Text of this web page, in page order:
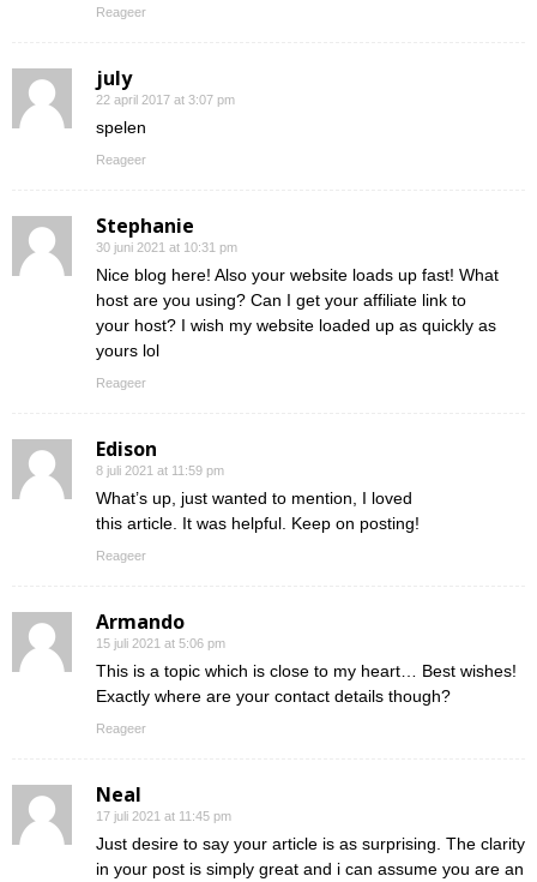
Reageer
july
22 april 2017 at 3:07 pm
spelen
Reageer
Stephanie
30 juni 2021 at 10:31 pm
Nice blog here! Also your website loads up fast! What
host are you using? Can I get your affiliate link to
your host? I wish my website loaded up as quickly as
yours lol
Reageer
Edison
8 juli 2021 at 11:59 pm
What’s up, just wanted to mention, I loved
this article. It was helpful. Keep on posting!
Reageer
Armando
15 juli 2021 at 5:06 pm
This is a topic which is close to my heart… Best wishes!
Exactly where are your contact details though?
Reageer
Neal
17 juli 2021 at 11:45 pm
Just desire to say your article is as surprising. The clarity
in your post is simply great and i can assume you are an